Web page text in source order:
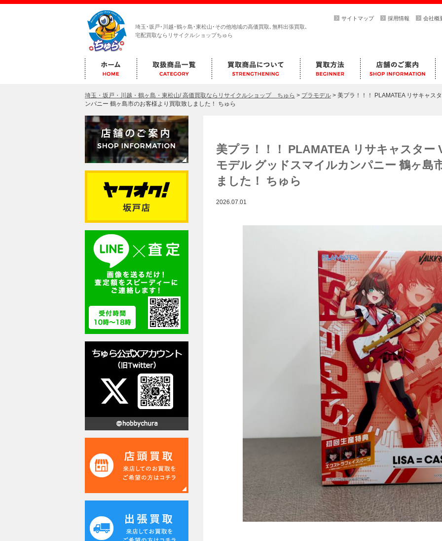
埼玉･坂戸･川越･鶴ヶ島･東松山･その他地域の高価買取､無料出張買取､
宅配買取ならリサイクルショップちゅら
サイトマップ 採用情報 会社概
埼玉・坂戸・川越・鶴ヶ島・東松山/ 高価買取ならリサイクルショップ ちゅら > プラモデル > 美プラ！！！ PLAMATEA リサキャス
ンパニー 鶴ヶ島市のお客様より買取致しました！ ちゅら
美プラ！！！ PLAMATEA リサキャスター
モデル グッドスマイルカンパニー 鶴ヶ島
ました！ ちゅら
2026.07.01